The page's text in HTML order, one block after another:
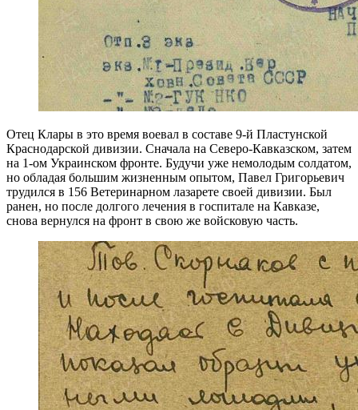
Отец Клары в это время воевал в составе 9-й Пластунской
Краснодарской дивизии. Сначала на Северо-Кавказском, затем
на 1-ом Украинском фронте. Будучи уже немолодым солдатом,
но обладая большим жизненным опытом, Павел Григорьевич
трудился в 156 Ветеринарном лазарете своей дивизии. Был
ранен, но после долгого лечения в госпитале на Кавказе,
снова вернулся на фронт в свою же войсковую часть.